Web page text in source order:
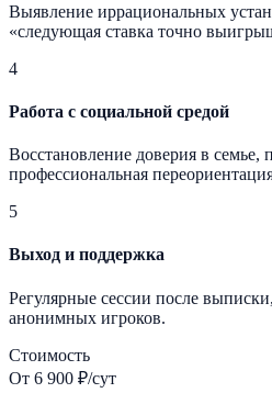
Выявление иррациональных
«следующая ставка точно
4
Работа с социальной средой
Восстановление доверия в семье,
профессиональная
5
Выход и поддержка
Регулярные сессии после
анонимных игроков.
Стоимость
От 6 900 ₽/сут